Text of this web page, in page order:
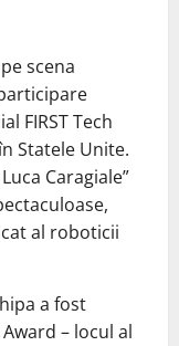
scena
FIRST Tech
Statele Unite.
Caragiale”
al roboticii
a fost
– locul al